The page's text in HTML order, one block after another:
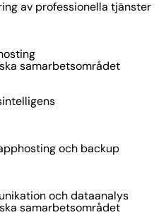
av professionella tjänster
samarbetsområdet
och backup
och dataanalys
samarbetsområdet